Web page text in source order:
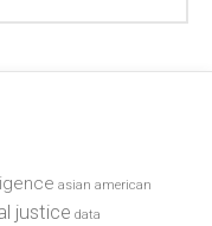
asian american
justice data